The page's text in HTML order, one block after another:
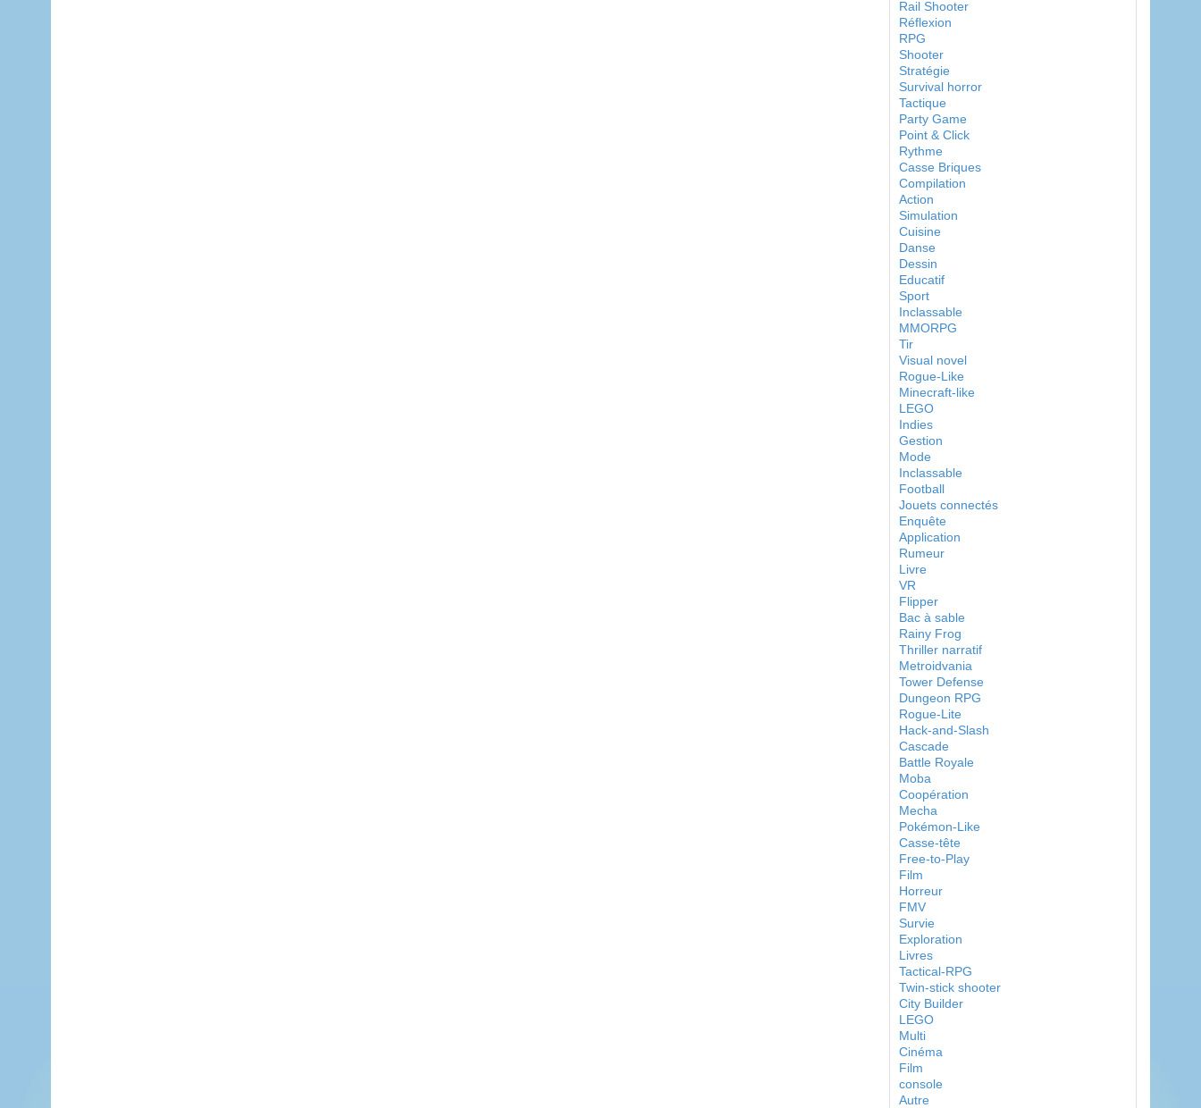
Rail Shooter
Réflexion
RPG
Shooter
Stratégie
Survival horror
Tactique
Party Game
Point & Click
Rythme
Casse Briques
Compilation
Action
Simulation
Cuisine
Danse
Dessin
Educatif
Sport
Inclassable
MMORPG
Tir
Visual novel
Rogue-Like
Minecraft-like
LEGO
Indies
Gestion
Mode
Inclassable
Football
Jouets connectés
Enquête
Application
Rumeur
Livre
VR
Flipper
Bac à sable
Rainy Frog
Thriller narratif
Metroidvania
Tower Defense
Dungeon RPG
Rogue-Lite
Hack-and-Slash
Cascade
Battle Royale
Moba
Coopération
Mecha
Pokémon-Like
Casse-tête
Free-to-Play
Film
Horreur
FMV
Survie
Exploration
Livres
Tactical-RPG
Twin-stick shooter
City Builder
LEGO
Multi
Cinéma
Film
console
Autre